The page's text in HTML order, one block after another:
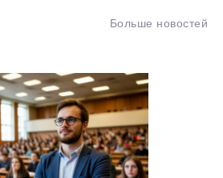
Больше новостей